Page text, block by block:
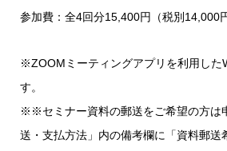
参加費：全4回分15,400円（税別14,000円
※ZOOMミーティングアプリを利用した
す。
※※セミナー資料の郵送をご希望の方は
送・支払方法」内の備考欄に「資料郵送